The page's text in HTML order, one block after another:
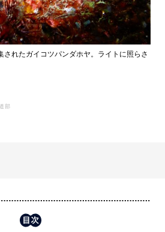
されたガイコツパンダホヤ。ライトに照らさ
部